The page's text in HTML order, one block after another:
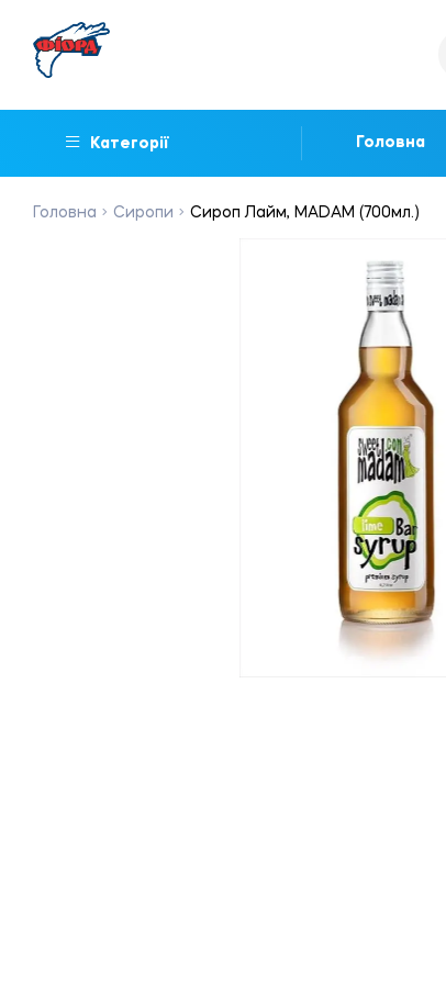
Категорії Головна
Головна Сиропи Сироп Лайм, MADAM (700мл.)